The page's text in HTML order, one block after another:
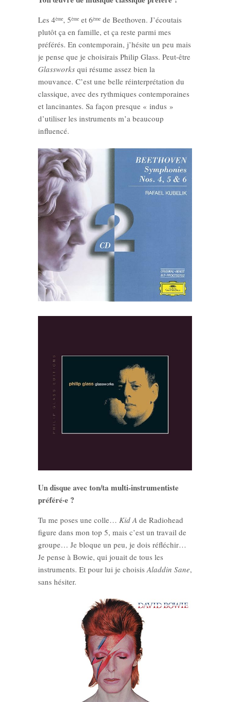
Les 4ème, 5ème et 6ème de Beethoven. J’écoutais
plutôt ça en famille, et ça reste parmi mes
préférés. En contemporain, j’hésite un peu mais
je pense que je choisirais Philip Glass. Peut-être
Glassworks qui résume assez bien la
mouvance. C’est une belle réinterprétation du
classique, avec des rythmiques contemporaines
et lancinantes. Sa façon presque « indus »
d’utiliser les instruments m’a beaucoup
influencé.
Un disque avec ton/ta multi-instrumentiste
préféré·e ?
Tu me poses une colle… Kid A de Radiohead
figure dans mon top 5, mais c’est un travail de
groupe… Je bloque un peu, je dois réfléchir…
Je pense à Bowie, qui jouait de tous les
instruments. Et pour lui je choisis Aladdin Sane,
sans hésiter.